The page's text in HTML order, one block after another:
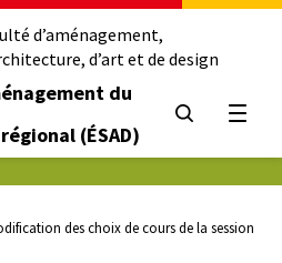
d’aménagement,
d’art et de design
du
(ÉSAD)
des choix de cours de la session